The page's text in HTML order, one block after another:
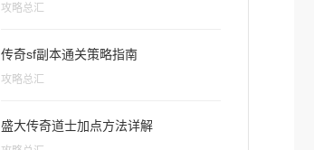
攻略总汇
传奇sf副本通关策略指南
攻略总汇
盛大传奇道士加点方法详解